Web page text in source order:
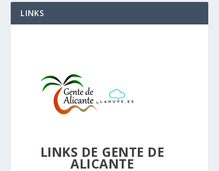
LINKS
LINKS DE GENTE DE
ALICANTE